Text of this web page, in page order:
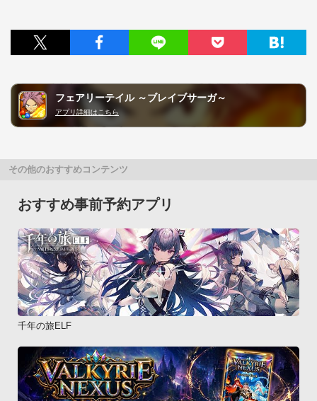
フェアリーテイル ～ブレイブサーガ～
アプリ詳細はこちら
その他のおすすめコンテンツ
おすすめ事前予約アプリ
千年の旅ELF